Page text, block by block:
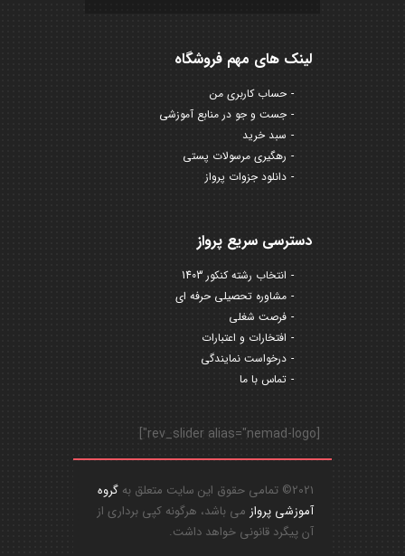
لینک های مهم فروشگاه
حساب کاربری من
جست و جو در منابع آموزشی
سبد خرید
رهگیری مرسولات پستی
دانلود جزوات پرواز
دسترسی سریع پرواز
انتخاب رشته کنکور 1403
مشاوره تحصیلی حرفه ای
فرصت شغلی
افتخارات و اعتبارات
درخواست نمایندگی
تماس با ما
[rev_slider alias="nemad-logo"]
2021© تمامی حقوق این سایت متعلق به
گروه
آموزشی پرواز می باشد، هرگونه کپی برداری از
آن پیگرد قانونی خواهد داشت.